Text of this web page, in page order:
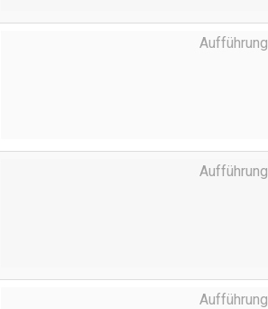
Aufführung
Aufführung
Aufführung